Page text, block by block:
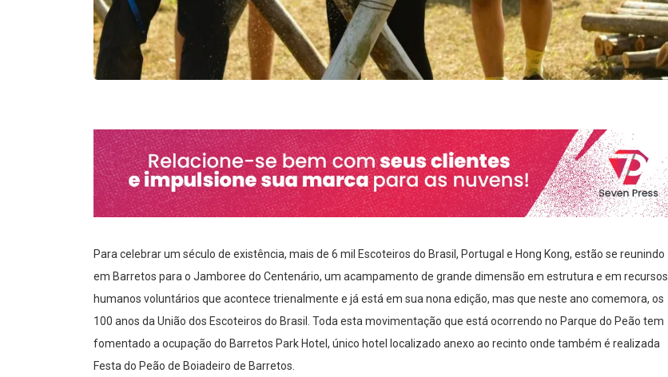
Para celebrar um século de existência, mais de 6 mil Escoteiros do Brasil, Portugal e Hong Kong, estão se reunindo
em Barretos para o Jamboree do Centenário, um acampamento de grande dimensão em estrutura e em recursos
humanos voluntários que acontece trienalmente e já está em sua nona edição, mas que neste ano comemora, os
100 anos da União dos Escoteiros do Brasil. Toda esta movimentação que está ocorrendo no Parque do Peão tem
fomentado a ocupação do Barretos Park Hotel, único hotel localizado anexo ao recinto onde também é realizada
Festa do Peão de Boiadeiro de Barretos.